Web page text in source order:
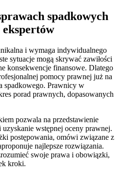
spadkowych
i wymaga indywidualnego
sytuacje mogą skrywać zawiłości
konsekwencje finansowe. Dlatego
pomocy prawnej już na
spadkowego. Prawnicy w
porad prawnych, dopasowanych
pozwala na przedstawienie
wstępnej oceny prawnej.
postępowania, omówi związane z
najlepsze rozwiązania.
swoje prawa i obowiązki,
kroki.